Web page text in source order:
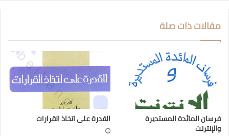
مقالات ذات صلة
فرسان المائدة المستديرة
والإنترنت
القدرة على اتخاذ القرارات